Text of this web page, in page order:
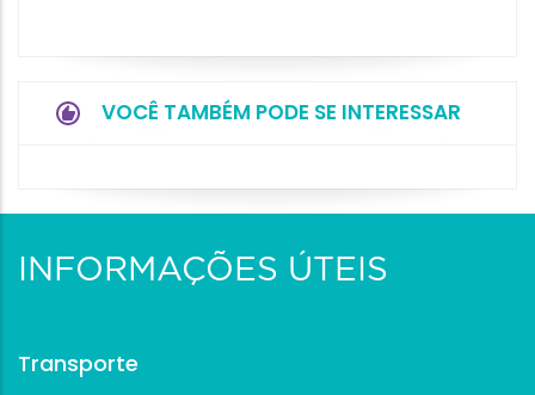
VOCÊ TAMBÉM PODE SE INTERESSAR
INFORMAÇÕES ÚTEIS
Transporte